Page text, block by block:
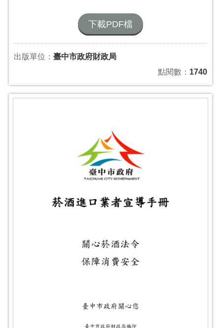
下載PDF檔
出版單位： 臺中市政府財政局
點閱數： 1740